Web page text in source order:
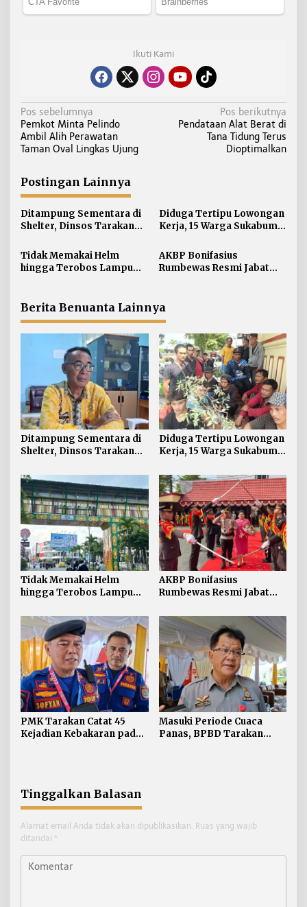
Ikuti Kami
N
a
v
g
a
s
i
p
o
Pos sebelumnya
Pemkot Minta Pelindo
Ambil Alih Perawatan
Taman Oval Lingkas Ujung
Pos berikutnya
Pendataan Alat Berat di
Tana Tidung Terus
Dioptimalkan
Postingan Lainnya
Ditampung Sementara di
Shelter, Dinsos Tarakan
Pekerja Asal Jawa Barat
Diduga Tertipu Lowongan
Kerja, 15 Warga Sukabumi
Tidak Memakai Helm
hingga Terobos Lampu
Tarakan
AKBP Bonifasius
Rumbewas Resmi Jabat
Personel Diproses Tanpa
Toleransi
Berita Benuanta Lainnya
Ditampung Sementara di
Shelter, Dinsos Tarakan
Pekerja Asal Jawa Barat
Diduga Tertipu Lowongan
Kerja, 15 Warga Sukabumi
Tidak Memakai Helm
hingga Terobos Lampu
Pelanggaran ETLE di
Tarakan
AKBP Bonifasius
Rumbewas Resmi Jabat
Tegaskan Pelanggaran
Personel Diproses Tanpa
Toleransi
PMK Tarakan Catat 45
Kejadian Kebakaran pada
Masuki Periode Cuaca
Panas, BPBD Tarakan
Tinggalkan Balasan
Alamat email Anda tidak akan dipublikasikan. Ruas yang wajib
ditandai *